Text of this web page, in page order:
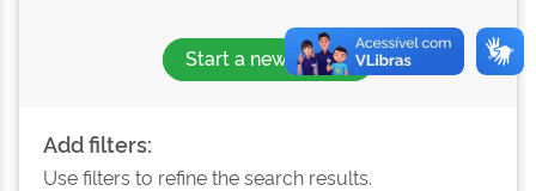
Start a new search
Add filters:
Use filters to refine the search results.